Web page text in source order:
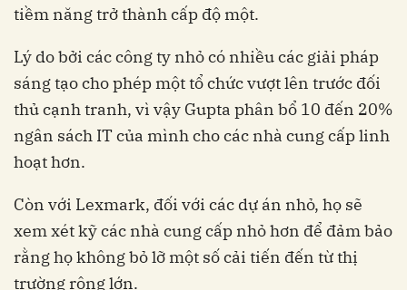
tiềm năng trở thành cấp độ một.
Lý do bởi các công ty nhỏ có nhiều các giải pháp
sáng tạo cho phép một tổ chức vượt lên trước đối
thủ cạnh tranh, vì vậy Gupta phân bổ 10 đến 20%
ngân sách IT của mình cho các nhà cung cấp linh
hoạt hơn.
Còn với Lexmark, đối với các dự án nhỏ, họ sẽ
xem xét kỹ các nhà cung cấp nhỏ hơn để đảm bảo
rằng họ không bỏ lỡ một số cải tiến đến từ thị
trường rộng lớn.